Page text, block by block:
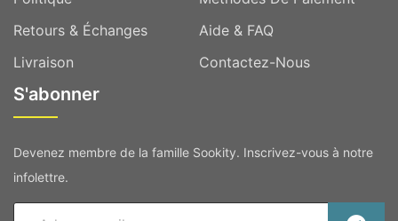
Retours & Échanges
Aide & FAQ
Livraison
Contactez-Nous
S'abonner
Devenez membre de la famille Sookity. Inscrivez-vous à notre
infolettre.